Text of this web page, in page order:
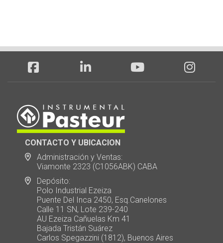
CONTACTO Y UBICACION
Administración y Ventas:
Viamonte 2323 (C1056ABK) CABA
Depósito:
Polo Industrial Ezeiza
Puente Del Inca 2450, Esq.Canelones
Calle 11 SN, Lote 239-240
AU Ezeiza Cañuelas Km 41
Bajada Tristán Suárez
Carlos Spegazzini (1812), Buenos Aires